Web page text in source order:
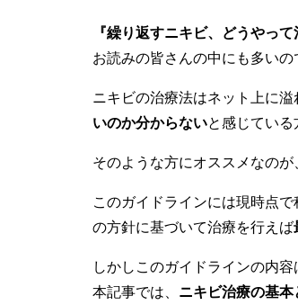
『繰り返すニキビ、どうやっ
お読みの皆さんの中にも多い
ニキビの治療法はネット上に
いのか分からないと感じている
そのような方にオススメなのが、
このガイドラインには現時点
の方針に基づいて治療を行えば
しかしこのガイドラインの内
本記事では、 ニキビ治療の基